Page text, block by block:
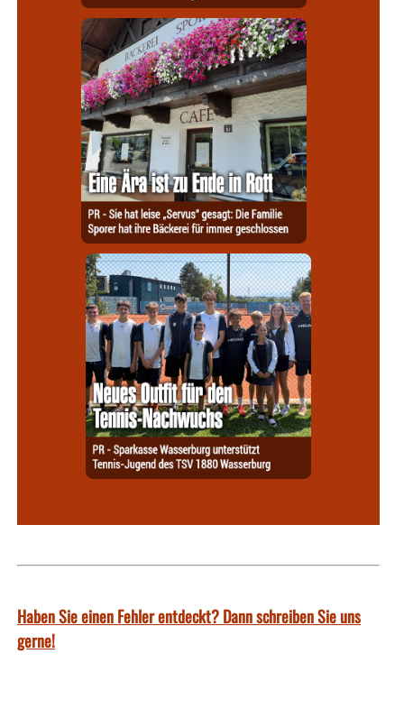
Haben Sie einen Fehler entdeckt? Dann schreiben Sie uns
gerne!